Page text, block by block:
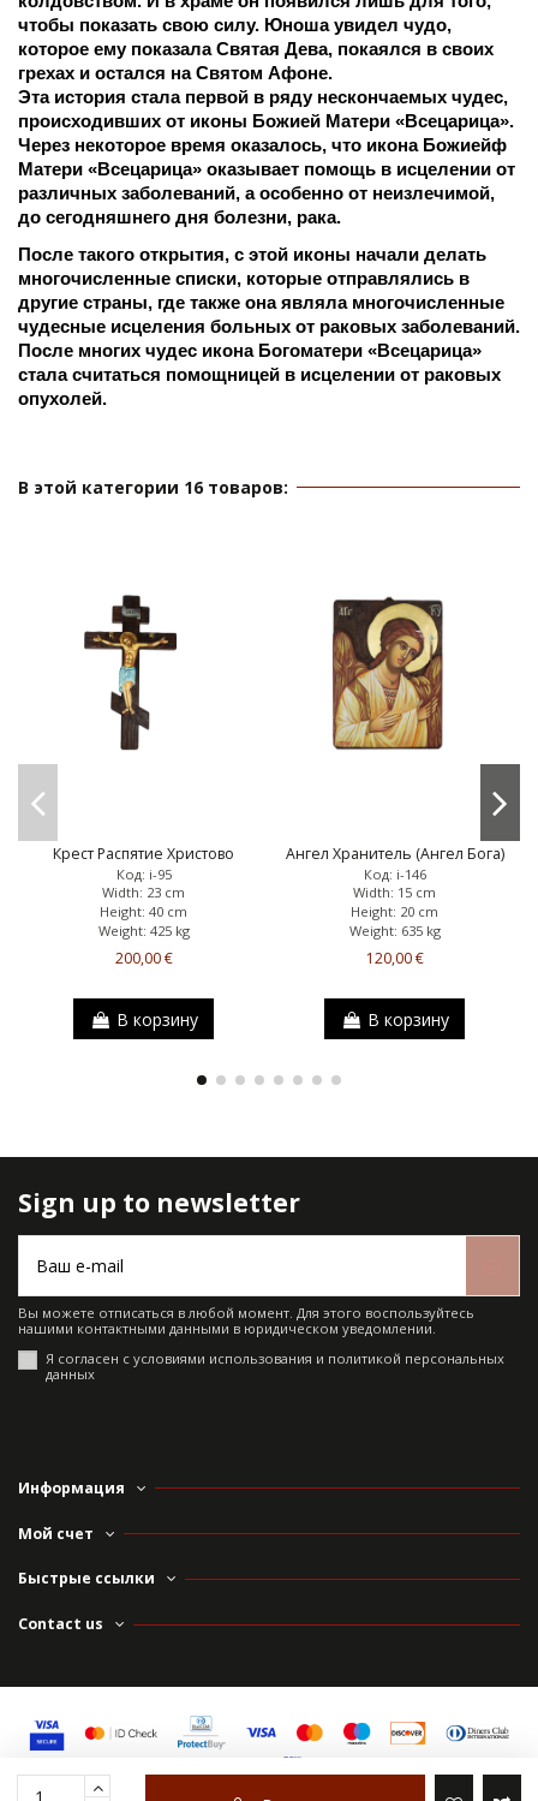
чтобы показать свою силу. Юноша увидел чудо,
которое ему показала Святая Дева, покаялся в своих
грехах и остался на Святом Афоне.
Эта история стала первой в ряду нескончаемых чудес,
происходивших от иконы Божией Матери «Всецарица».
Через некоторое время оказалось, что икона Божиейф
Матери «Всецарица» оказывает помощь в исцелении от
различных заболеваний, а особенно от неизлечимой,
до сегодняшнего дня болезни, рака.
После такого открытия, с этой иконы начали делать
многочисленные списки, которые отправлялись в
другие страны, где также она являла многочисленные
чудесные исцеления больных от раковых заболеваний.
После многих чудес икона Богоматери «Всецарица»
стала считаться помощницей в исцелении от раковых
опухолей.
В этой категории 16 товаров:
Крест Распятие Христово
Код: i-95
Width: 23 cm
Height: 40 cm
Weight: 425 kg
200,00 €
В корзину
Ангел Хранитель (Ангел Бога)
Код: i-146
Width: 15 cm
Height: 20 cm
Weight: 635 kg
120,00 €
В корзину
Sign up to newsletter
Вы можете отписаться в любой момент. Для этого воспользуйтесь
нашими контактными данными в юридическом уведомлении.
Я согласен с условиями использования и политикой персональных
данных
Информация
Мой счет
Быстрые ссылки
Contact us